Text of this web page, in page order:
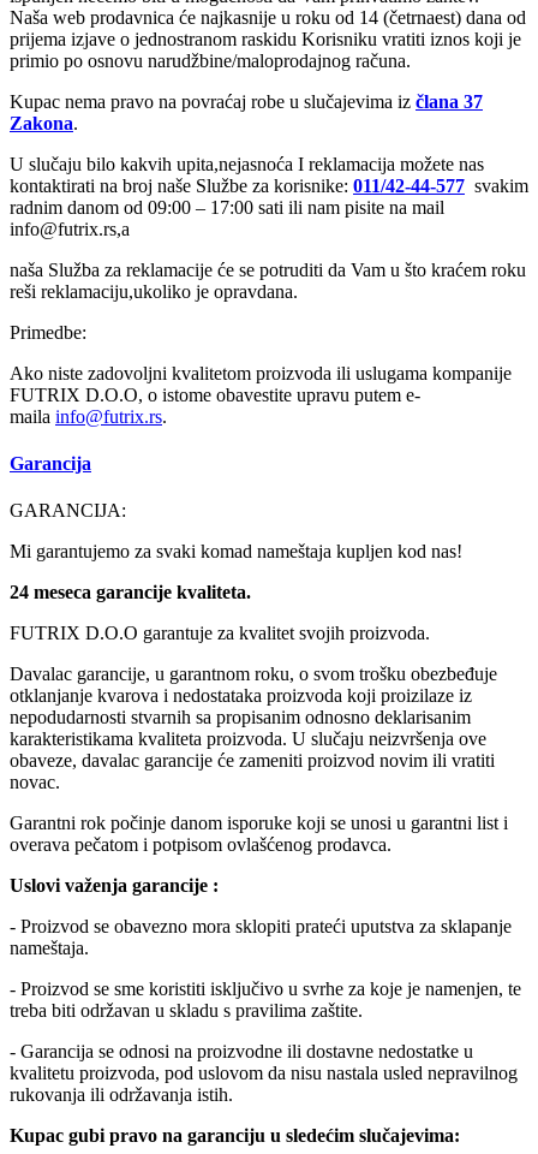
Naša web prodavnica će najkasnije u roku od 14 (četrnaest) dana od
prijema izjave o jednostranom raskidu Korisniku vratiti iznos koji je
primio po osnovu narudžbine/maloprodajnog računa.
Kupac nema pravo na povraćaj robe u slučajevima iz člana 37
Zakona.
U slučaju bilo kakvih upita,nejasnoća I reklamacija možete nas
kontaktirati na broj naše Službe za korisnike: 011/42-44-577 svakim
radnim danom od 09:00 – 17:00 sati ili nam pisite na mail
info@futrix.rs,a
naša Služba za reklamacije će se potruditi da Vam u što kraćem roku
reši reklamaciju,ukoliko je opravdana.
Primedbe:
Ako niste zadovoljni kvalitetom proizvoda ili uslugama kompanije
FUTRIX D.O.O, o istome obavestite upravu putem e-
maila info@futrix.rs.
Garancija
GARANCIJA:
Mi garantujemo za svaki komad nameštaja kupljen kod nas!
24 meseca garancije kvaliteta.
FUTRIX D.O.O garantuje za kvalitet svojih proizvoda.
Davalac garancije, u garantnom roku, o svom trošku obezbeđuje
otklanjanje kvarova i nedostataka proizvoda koji proizilaze iz
nepodudarnosti stvarnih sa propisanim odnosno deklarisanim
karakteristikama kvaliteta proizvoda. U slučaju neizvršenja ove
obaveze, davalac garancije će zameniti proizvod novim ili vratiti
novac.
Garantni rok počinje danom isporuke koji se unosi u garantni list i
overava pečatom i potpisom ovlašćenog prodavca.
Uslovi važenja garancije :
- Proizvod se obavezno mora sklopiti prateći uputstva za sklapanje
nameštaja.
- Proizvod se sme koristiti isključivo u svrhe za koje je namenjen, te
treba biti održavan u skladu s pravilima zaštite.
- Garancija se odnosi na proizvodne ili dostavne nedostatke u
kvalitetu proizvoda, pod uslovom da nisu nastala usled nepravilnog
rukovanja ili održavanja istih.
Kupac gubi pravo na garanciju u sledećim slučajevima: